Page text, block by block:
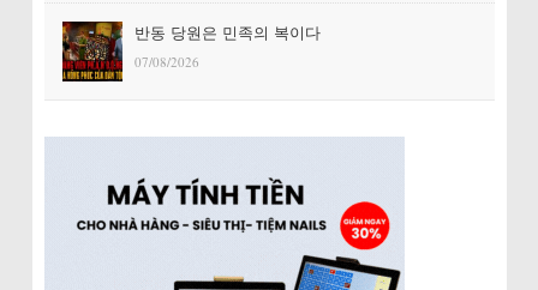
반동 당원은 민족의 복이다
07/08/2026